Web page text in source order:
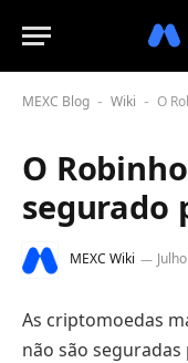
MEXC Blog - Wiki - O
O
segurado
MEXC Wiki
As criptomoedas
não são